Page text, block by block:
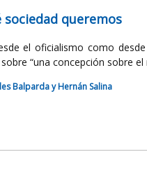
queremos
el oficialismo como
“una concepción sobre el
Balparda y Hernán Salina